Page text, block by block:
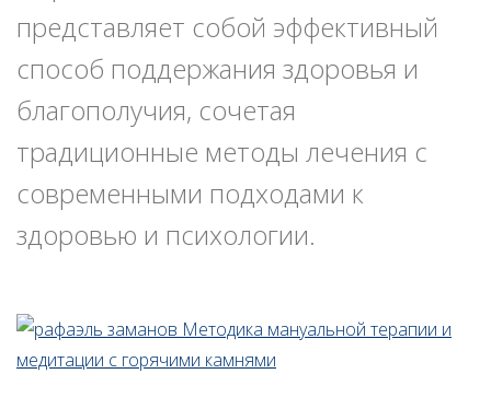
представляет собой эффективный
способ поддержания здоровья и
благополучия, сочетая
традиционные методы лечения с
современными подходами к
здоровью и психологии.